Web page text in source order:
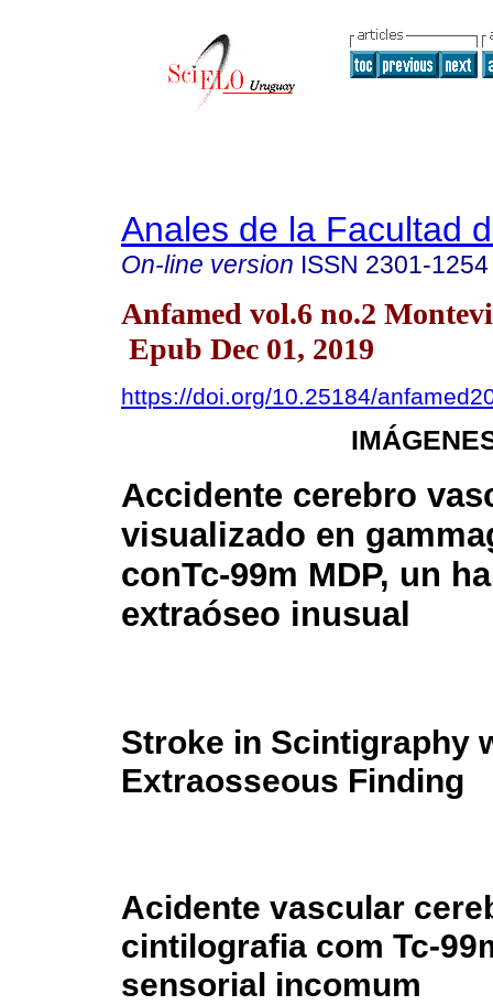
Anales de la Facultad
On-line version ISSN 2301-1254
Anfamed vol.6 no.2
Epub Dec 01, 2019
https://doi.org/10.25184/
Accidente cerebro
visualizado en
conTc-99m MDP, un
extraóseo inusual
Stroke in Scintigraphy
Extraosseous Finding
Acidente vascular
cintilografia com Tc-
sensorial incomum